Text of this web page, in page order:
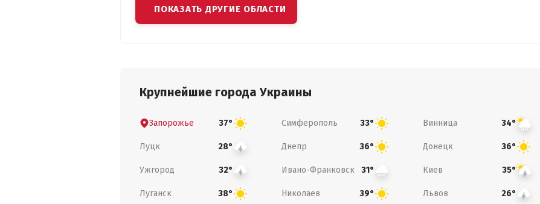
ПОКАЗАТЬ ДРУГИЕ ОБЛАСТИ
Крупнейшие города Украины
Запорожье 37° Симферополь 33° Винница 34°
Луцк 28° Днепр 36° Донецк 36°
Ужгород 32° Ивано-Франковск 31° Киев 35°
Луганск 38° Николаев 39° Львов 26°